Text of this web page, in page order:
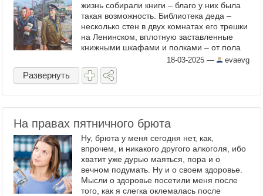
жизнь собирали книги – благо у них была
такая возможность. Библиотека деда –
несколько стен в двух комнатах его трешки
на Ленинском, вплотную заставленные
книжными шкафами и полками – от пола
до потолка – это один из самых привычных
образов, из ...
18-03-2025 — evaevg
Развернуть
На правах пятничного брюта
Ну, брюта у меня сегодня нет, как,
впрочем, и никакого другого алкоголя, ибо
хватит уже дурью маяться, пора и о
вечном подумать. Ну и о своем здоровье.
Мысли о здоровье посетили меня после
того, как я слегка оклемалась после